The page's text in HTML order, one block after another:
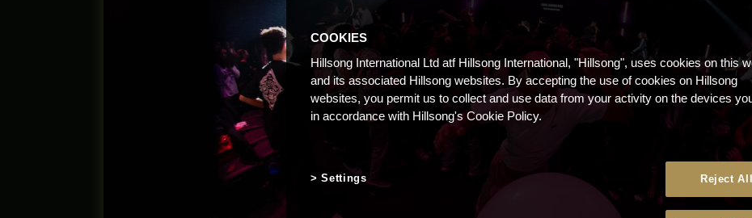
COOKIES
Hillsong International Ltd atf Hillsong International, "Hillsong", uses cookies on this
and its associated Hillsong websites. By accepting the use of cookies on Hillsong
websites, you permit us to collect and use data from your activity on the devices
in accordance with Hillsong's Cookie Policy.
Reject All
Settings